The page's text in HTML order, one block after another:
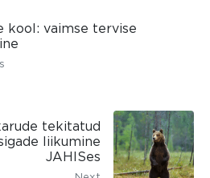
kool: vaimse tervise
tekitatud
liikumine
JAHISes